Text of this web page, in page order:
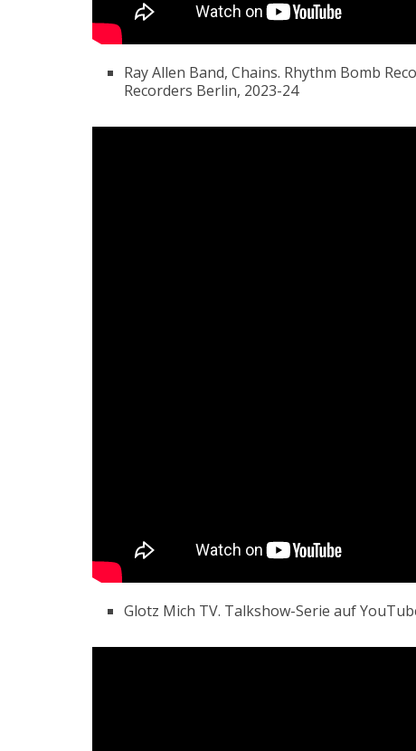
Ray Allen Band, Chains. Rhythm Bomb
Recorders Berlin, 2023-24
Glotz Mich TV. Talkshow-Serie auf